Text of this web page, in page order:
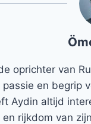
oprichter van
en begrip
Aydin altijd
rijkdom van